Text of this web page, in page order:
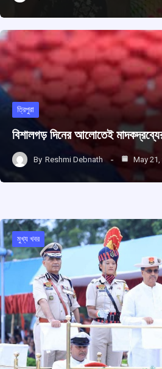
ত্রিপুরা
বিশালগড় দিনের আলোতেই
By Reshmi Debnath May 21,
মুখ্য খবর